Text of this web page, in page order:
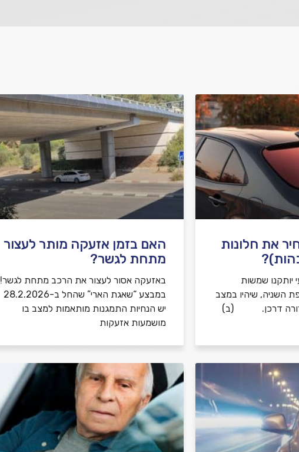
שלח משוב
את חלונות
שמשות
השניה, שיהיו במצב
ברורה דרכן. (ב)
האם בזמן אזעקה מותר לעצור
מתחת לגשר?
באזעקה אסור לעצור את הרכב מתחת לגשר!
במבצע “שאגת הארי” שהחל ב-28.2.2026
יש הנחיות התמגנות מותאמות למצב בו
מושמעות אזעקות